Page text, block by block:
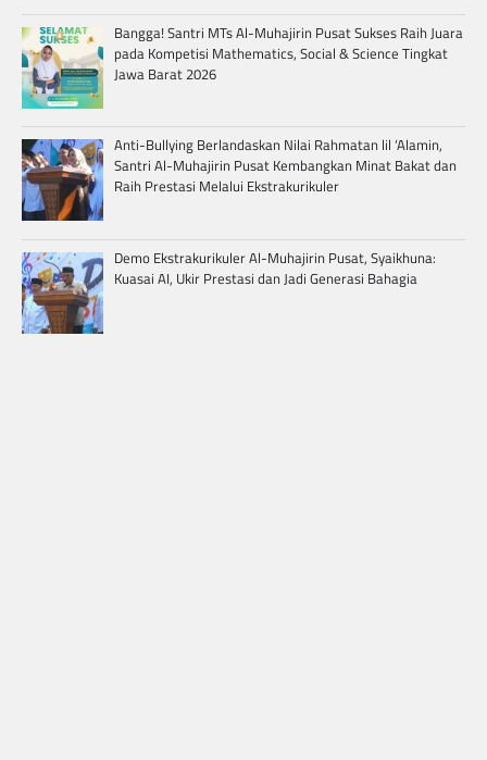
Bangga! Santri MTs Al-Muhajirin Pusat Sukses Raih Juara
pada Kompetisi Mathematics, Social & Science Tingkat
Jawa Barat 2026
Anti-Bullying Berlandaskan Nilai Rahmatan lil ‘Alamin,
Santri Al-Muhajirin Pusat Kembangkan Minat Bakat dan
Raih Prestasi Melalui Ekstrakurikuler
Demo Ekstrakurikuler Al-Muhajirin Pusat, Syaikhuna:
Kuasai AI, Ukir Prestasi dan Jadi Generasi Bahagia